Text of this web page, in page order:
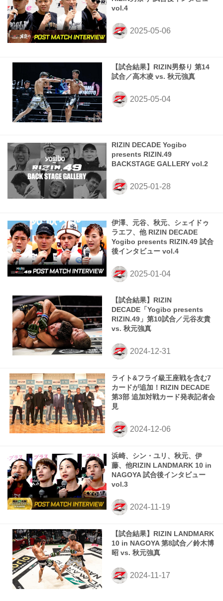
vol.4
【試合結果】RIZIN男祭り 第14
試合／高木凌 vs. 秋元強真
RIZIN DECADE Yogibo
presents RIZIN.49
BACKSTAGE GALLERY vol.2
伊澤、元谷、秋元、シェイドゥ
ラエフ、他 RIZIN DECADE
Yogibo presents RIZIN.49 試合
後インタビュー vol.4
【試合結果】RIZIN
DECADE「Yogibo presents
RIZIN.49」第10試合／元谷友貴
vs. 秋元強真
ライト&フライ級王座戦を含む7
カードが追加！RIZIN DECADE
第3部 追加対戦カード発表記者会
見
浜崎、シン・ユリ、秋元、伊
藤、他RIZIN LANDMARK 10 in
NAGOYA 試合後インタビュー
vol.3
【試合結果】RIZIN LANDMARK
10 in NAGOYA 第8試合／鈴木博
昭 vs. 秋元強真